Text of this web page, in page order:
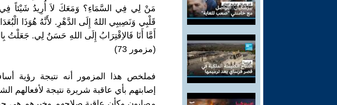
مَنْ لِي فِي السَّمَاءِ؟ وَمَعَكَ لاَ أُرِيدُ شَيْئاً
قَلْبِي وَنَصِيبِي اللهُ إِلَى الدَّهْرِ. لأَنَّهُ هُوَذَا
أَمَّا أَنَا فَالاِقْتِرَابُ إِلَى اللهِ حَسَنٌ لِي. جَعَلْتُ
(مزمور 73)
فملخص هذا المزمور أنه نتيجة رؤية
إصابتهم بأي عاقبة شريرة نتيجة لأفعالهم